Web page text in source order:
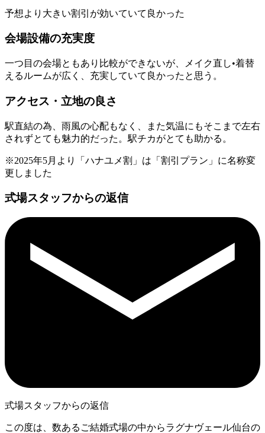
予想より大きい割引が効いていて良かった
会場設備の充実度
一つ目の会場ともあり比較ができないが、メイク直し•着替
えるルームが広く、充実していて良かったと思う。
アクセス・立地の良さ
駅直結の為、雨風の心配もなく、また気温にもそこまで左右
されずとても魅力的だった。駅チカがとても助かる。
※2025年5月より「ハナユメ割」は「割引プラン」に名称変
更しました
式場スタッフからの返信
式場スタッフからの返信
この度は、数あるご結婚式場の中からラグナヴェール仙台の